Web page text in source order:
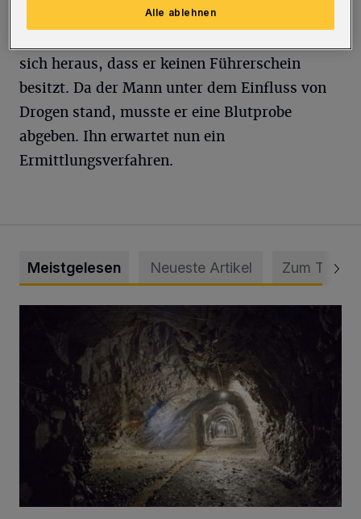
sich heraus, dass er keinen Führerschein
besitzt. Da der Mann unter dem Einfluss von
Drogen stand, musste er eine Blutprobe
abgeben. Ihn erwartet nun ein
Ermittlungsverfahren.
Meistgelesen Neueste Artikel Zum Thema
Alle ablehnen